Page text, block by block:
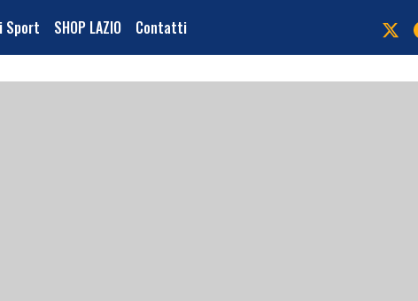
Sport SHOP LAZIO Contatti